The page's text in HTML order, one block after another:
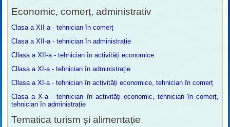
Economic, comerț, administrativ
Clasa a XII-a - tehnician în comerț
Clasa a XII-a - tehnician în administrație
Cllasa a XII-a - tehnician în activități economice
Cllasa a XI-a - tehnician în administrație
Cllasa a XI-a - tehnician în activități economice, tehnician în comerț
Clasa a X-a - tehnician în activități economic, tehnician în comerț,
tehnician în administrație
Tematica turism și alimentație